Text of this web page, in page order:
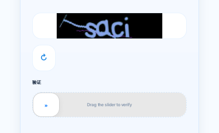
↻
验证
Drag the slider to verify
»